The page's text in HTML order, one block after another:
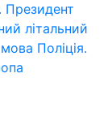
Президент
літальний
Поліція.